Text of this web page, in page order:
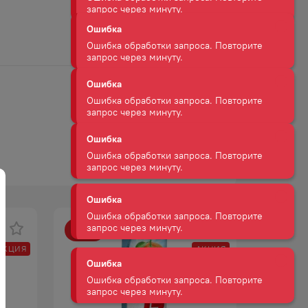
АКЦИЯ
35%
АКЦИЯ
запрос через минуту.
Ошибка
Ошибка обработки запроса. Повторите
запрос через минуту.
Ошибка
Ошибка обработки запроса. Повторите
запрос через минуту.
Ошибка
Ошибка обработки запроса. Повторите
запрос через минуту.
Ошибка
Ошибка обработки запроса. Повторите